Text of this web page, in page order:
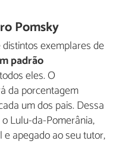
Pomsky
exemplares de
padrão
eles. O
da porcentagem
um dos pais. Dessa
Lulu-da-Pomerânia,
apegado ao seu tutor,